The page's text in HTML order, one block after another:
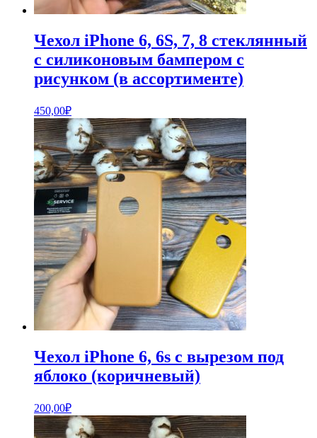
Чехол iPhone 6, 6S, 7, 8 стеклянный
с силиконовым бампером с
рисунком (в ассортименте)
450,00₽
Чехол iPhone 6, 6s с вырезом под
яблоко (коричневый)
200,00₽